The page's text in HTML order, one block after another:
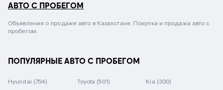
АВТО С ПРОБЕГОМ
Объявления о продаже авто в Казахстане. Покупка и продажа авто с
пробегом.
ПОПУЛЯРНЫЕ АВТО С ПРОБЕГОМ
Hyundai (754) Toyota (501) Kia (330)